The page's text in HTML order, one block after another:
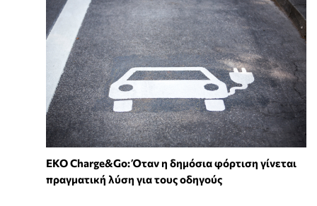
EKO Charge&Go: Όταν η δημόσια φόρτιση γίνεται
πραγματική λύση για τους οδηγούς